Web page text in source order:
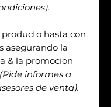
hasta con
asegurando la
& la promocion
(Pide informes a
de venta).